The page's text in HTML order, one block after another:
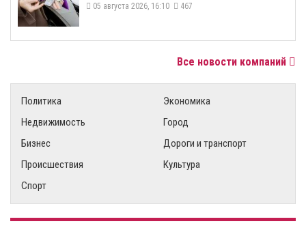
05 августа 2026, 16:10 467
Все новости компаний
Политика
Экономика
Недвижимость
Город
Бизнес
Дороги и транспорт
Происшествия
Культура
Спорт